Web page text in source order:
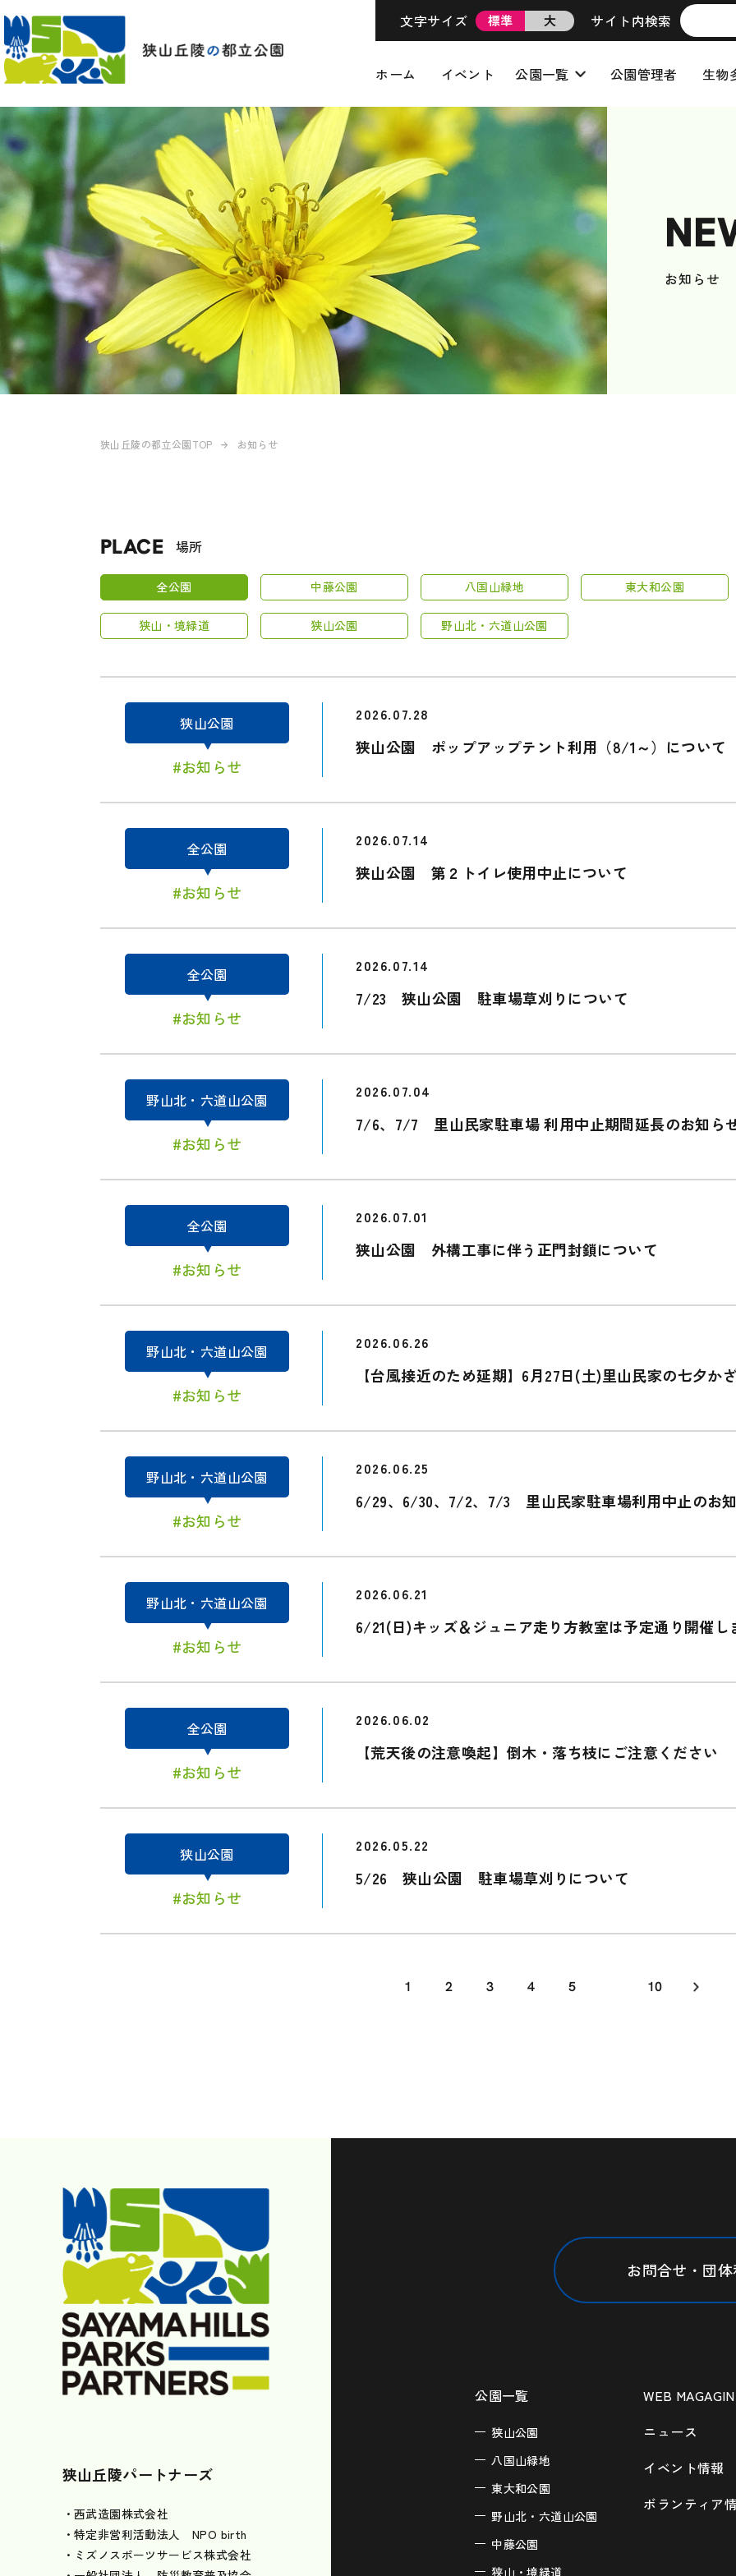
文字サイズ 標準 大 サイト内検索
ホーム イベント 公園一覧 公園管理者 生物
お知らせ
狭山丘陵の都立公園TOP お知らせ
PLACE 場所
全公園 中藤公園 八国山緑地 東大和公園
狭山・境緑道 狭山公園 野山北・六道山公園
狭山公園
#お知らせ
2026.07.28
狭山公園 ポップアップテント利用（8/1～）について
全公園
#お知らせ
2026.07.14
狭山公園 第２トイレ使用中止について
全公園
#お知らせ
2026.07.14
7/23 狭山公園 駐車場草刈りについて
野山北・六道山公園
#お知らせ
2026.07.04
7/6、7/7 里山民家駐車場 利用中止期間延長のお知ら
全公園
#お知らせ
2026.07.01
狭山公園 外構工事に伴う正門封鎖について
野山北・六道山公園
#お知らせ
2026.06.26
【台風接近のため延期】6月27日(土)里山民家の七夕か
野山北・六道山公園
#お知らせ
2026.06.25
6/29、6/30、7/2、7/3 里山民家駐車場利用中止のお
野山北・六道山公園
#お知らせ
2026.06.21
6/21(日)キッズ＆ジュニア走り方教室は予定通り開催し
全公園
#お知らせ
2026.06.02
【荒天後の注意喚起】倒木・落ち枝にご注意ください
狭山公園
#お知らせ
2026.05.22
5/26 狭山公園 駐車場草刈りについて
1 2 3 4 5 10
お問合せ・団
公園一覧
狭山公園
八国山緑地
東大和公園
野山北・六道山公園
中藤公園
狭山・境緑道
WEB
ニュース
イベント情報
ボランティア
狭山丘陵パートナーズ
・西武造園株式会社
・特定非営利活動法人 NPO birth
・ミズノスポーツサービス株式会社